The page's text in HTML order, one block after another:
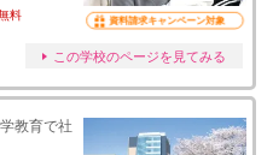
料 資料請求キャンペーン対象
この学校のページを見てみる
教育で社